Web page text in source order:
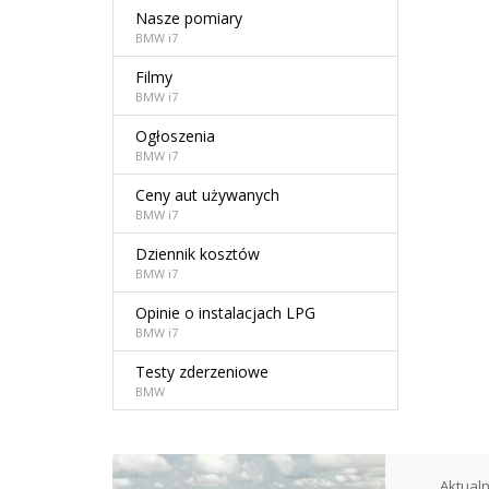
Nasze pomiary
BMW i7
Filmy
BMW i7
Ogłoszenia
BMW i7
Ceny aut używanych
BMW i7
Dziennik kosztów
BMW i7
Opinie o instalacjach LPG
BMW i7
Testy zderzeniowe
BMW